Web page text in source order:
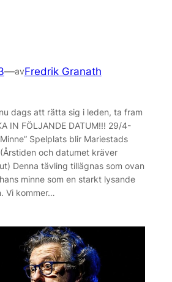
—avFredrik Granath
dags att rätta sig i leden, ta fram
IN FÖLJANDE DATUM!!! 29/4-
Spelplats blir Mariestads
och datumet kräver
Denna tävling tillägnas som ovan
minne som en starkt lysande
Vi kommer…